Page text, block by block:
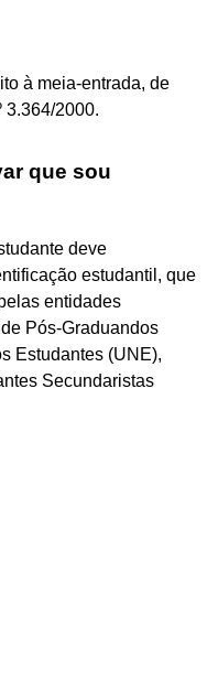
à meia-entrada, de
3.364/2000.
que sou
deve
estudantil, que
entidades
Pós-Graduandos
Estudantes (UNE),
Secundaristas